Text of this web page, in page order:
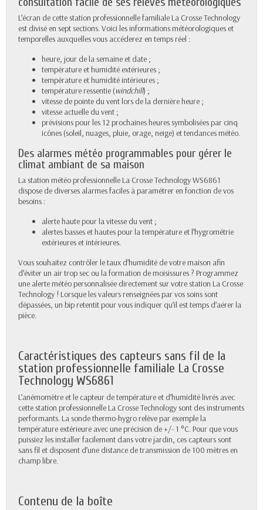
L’écran de cette station professionnelle familiale La Crosse Technology
est divisé en sept sections. Voici les informations météorologiques et
temporelles auxquelles vous accéderez en temps réel :
heure, jour de la semaine et date ;
température et humidité extérieures ;
température et humidité intérieures ;
température ressentie (windchill) ;
vitesse de pointe du vent lors de la dernière heure ;
vitesse actuelle du vent ;
prévisions pour les 12 prochaines heures symbolisées par cinq
icônes (soleil, nuages, pluie, orage, neige) et tendances météo.
Des alarmes météo programmables pour gérer le
climat ambiant de sa maison
La station météo professionnelle La Crosse Technology WS6861
dispose de diverses alarmes faciles à paramétrer en fonction de vos
besoins :
alerte haute pour la vitesse du vent ;
alertes basses et hautes pour la température et l’hygrométrie
extérieures et intérieures.
Vous souhaitez contrôler le taux d’humidité de votre maison afin
d’éviter un air trop sec ou la formation de moisissures ? Programmez
une alerte météo personnalisée directement sur votre station La Crosse
Technology ! Lorsque les valeurs renseignées par vos soins sont
dépassées, un bip retentit pour vous indiquer qu’il est temps d’aérer la
pièce.
Caractéristiques des capteurs sans fil de la
station professionnelle familiale La Crosse
Technology WS6861
L’anémomètre et le capteur de température et d’humidité livrés avec
cette station professionnelle La Crosse Technology sont des instruments
performants. La sonde thermo-hygro relève par exemple la
température extérieure avec une précision de +/- 1 °C. Pour que vous
puissiez les installer facilement dans votre jardin, ces capteurs sont
sans fil et disposent d’une distance de transmission de 100 mètres en
champ libre.
Contenu de la boîte